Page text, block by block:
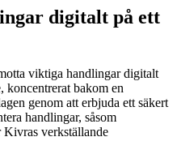
digitalt på ett
viktiga handlingar digitalt
koncentrerat bakom en
genom att erbjuda ett säkert
handlingar, såsom
Kivras verkställande